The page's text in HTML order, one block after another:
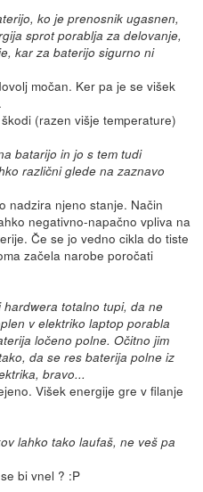
ko je prenosnik ugasnen,
sprot porablja za delovanje,
kar za baterijo sigurno ni
močan. Ker pa je se višek
(razen višje temperature)
batarijo in jo s tem tudi
različni glede na zaznavo
nadzira njeno stanje. Način
negativno-napačno vpliva na
Če se jo vedno cikla do tiste
začela narobe poročati
totalno tupi, da ne
v elektriko laptop porabla
ločeno polne. Očitno jim
da se res baterija polne iz
bravo...
Višek energije gre v filanje
lahko tako laufaš, ne veš pa
bi vnel ? :P